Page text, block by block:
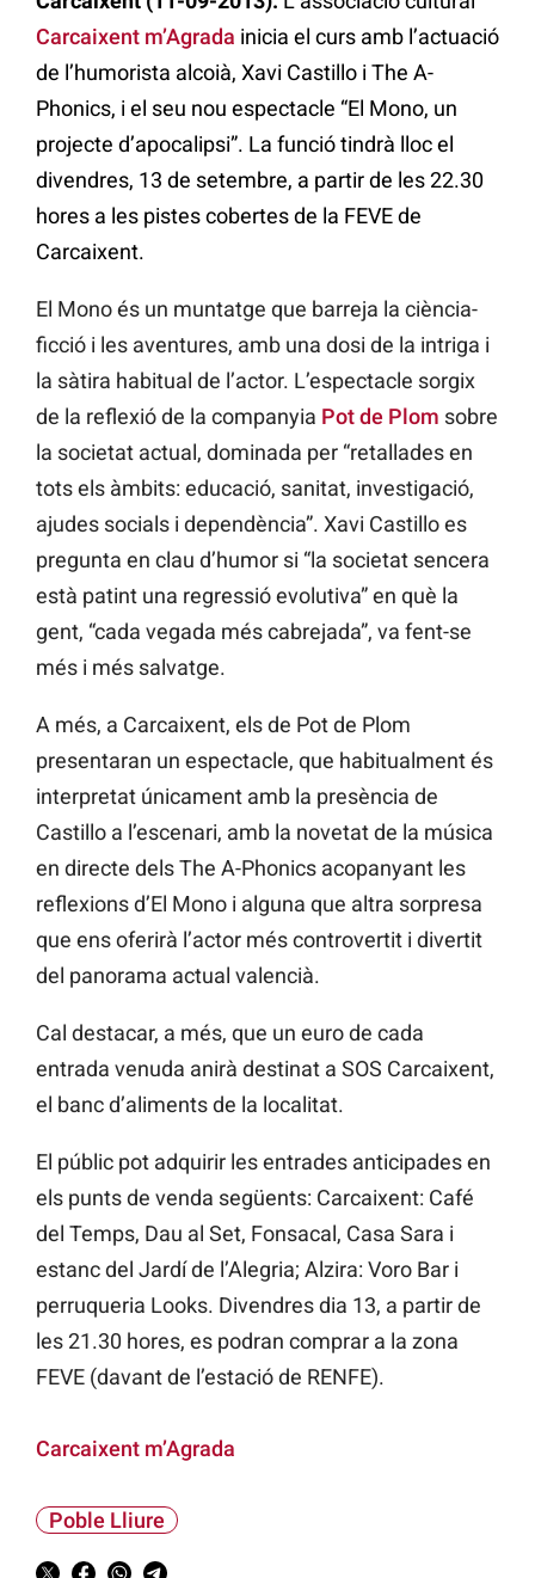
Carcaixent m’Agrada inicia el curs amb l’actuació
de l’humorista alcoià, Xavi Castillo i The A-
Phonics, i el seu nou espectacle “El Mono, un
projecte d’apocalipsi”. La funció tindrà lloc el
divendres, 13 de setembre, a partir de les 22.30
hores a les pistes cobertes de la FEVE de
Carcaixent.
El Mono és un muntatge que barreja la ciència-
ficció i les aventures, amb una dosi de la intriga i
la sàtira habitual de l’actor. L’espectacle sorgix
de la reflexió de la companyia Pot de Plom sobre
la societat actual, dominada per “retallades en
tots els àmbits: educació, sanitat, investigació,
ajudes socials i dependència”. Xavi Castillo es
pregunta en clau d’humor si “la societat sencera
està patint una regressió evolutiva” en què la
gent, “cada vegada més cabrejada”, va fent-se
més i més salvatge.
A més, a Carcaixent, els de Pot de Plom
presentaran un espectacle, que habitualment és
interpretat únicament amb la presència de
Castillo a l’escenari, amb la novetat de la música
en directe dels The A-Phonics acopanyant les
reflexions d’El Mono i alguna que altra sorpresa
que ens oferirà l’actor més controvertit i divertit
del panorama actual valencià.
Cal destacar, a més, que un euro de cada
entrada venuda anirà destinat a SOS Carcaixent,
el banc d’aliments de la localitat.
El públic pot adquirir les entrades anticipades en
els punts de venda següents: Carcaixent: Café
del Temps, Dau al Set, Fonsacal, Casa Sara i
estanc del Jardí de l’Alegria; Alzira: Voro Bar i
perruqueria Looks. Divendres dia 13, a partir de
les 21.30 hores, es podran comprar a la zona
FEVE (davant de l’estació de RENFE).
Carcaixent m’Agrada
Poble Lliure